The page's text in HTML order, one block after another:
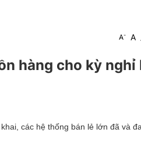
Hội chợ triển lãm
A- A
hàng cho kỳ nghỉ
các hệ thống bán lẻ lớn đã và